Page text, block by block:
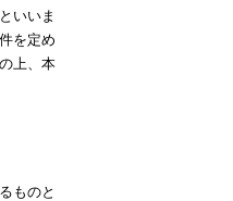
いいま
を定め
上、本
ものと